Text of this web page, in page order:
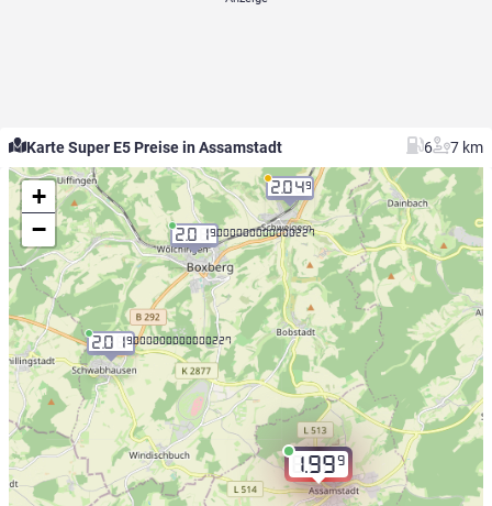
Karte Super E5 Preise in Assamstadt 6 7 km
1.999
2.049
2.019.000000000000227
2.019.000000000000227
+
−